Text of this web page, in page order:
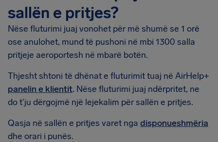
sallën e pritjes?
Nëse fluturimi juaj vonohet për më shumë se 1 orë
ose anulohet, mund të pushoni në mbi 1300 salla
pritjeje aeroportesh në mbarë botën.
Thjesht shtoni të dhënat e fluturimit tuaj në AirHelp+
panelin e klientit. Nëse fluturimi juaj ndërpritet, ne
do t'ju dërgojmë një lejekalim për sallën e pritjes.
Qasja në sallën e pritjes varet nga disponueshmëria
dhe orari i punës.